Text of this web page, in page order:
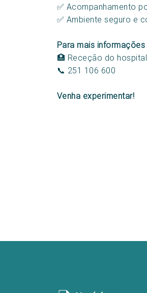
✅ Acompanhamento
✅ Ambiente seguro e
Para mais
🏥 Receção do hospital
📞 251 106 600
Venha experimentar!